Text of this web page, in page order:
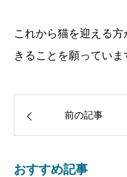
これから猫を迎える
きることを願っていま
前の記事
おすすめ記事